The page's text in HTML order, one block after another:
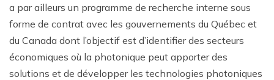
a par ailleurs un programme de recherche interne sous
forme de contrat avec les gouvernements du Québec et
du Canada dont l’objectif est d’identifier des secteurs
économiques où la photonique peut apporter des
solutions et de développer les technologies photoniques